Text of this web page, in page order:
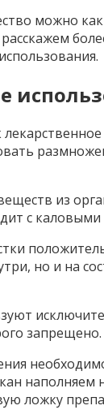
можно как
из
с каловыми
но и на
запрещено.
наполняем
ложку